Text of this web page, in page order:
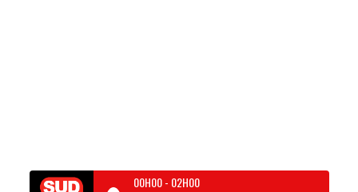
00H00- 02H00